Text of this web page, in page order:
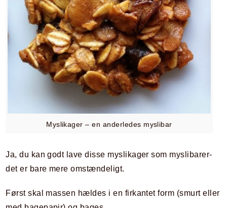
Myslikager – en anderledes myslibar
Ja, du kan godt lave disse myslikager som myslibarer-
det er bare mere omstændeligt.
Først skal massen hældes i en firkantet form (smurt eller